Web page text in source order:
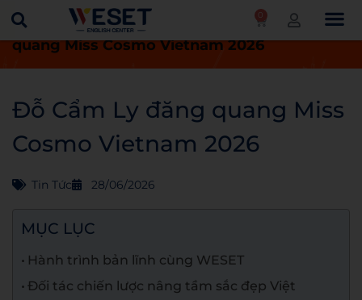
0
Trang chủ Tin tức
Đỗ Cẩm Ly đăng
quang Miss Cosmo Vietnam 2026
Đỗ Cẩm Ly đăng quang Miss
Cosmo Vietnam 2026
Tin Tức 28/06/2026
MỤC LỤC
Hành trình bản lĩnh cùng WESET
Đối tác chiến lược nâng tầm sắc đẹp Việt